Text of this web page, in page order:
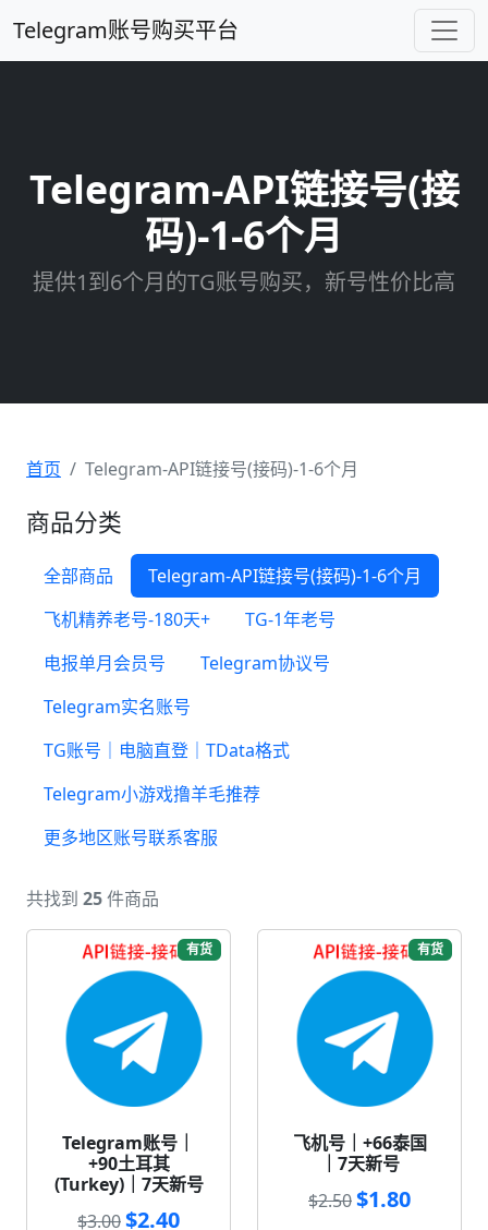
Telegram账号购买平台
Telegram-API链接号(接
码)-1-6个月
提供1到6个月的TG账号购买，新号性价比高
首页 Telegram-API链接号(接码)-1-6个月
商品分类
全部商品
Telegram-API链接号(接码)-1-6个月
飞机精养老号-180天+
TG-1年老号
电报单月会员号
Telegram协议号
Telegram实名账号
TG账号｜电脑直登｜TData格式
Telegram小游戏撸羊毛推荐
更多地区账号联系客服
共找到 25件商品
有货
Telegram账号｜
+90土耳其
(Turkey)｜7天新号
$3.00$2.40
有货
飞机号｜+66泰国
｜7天新号
$2.50$1.80